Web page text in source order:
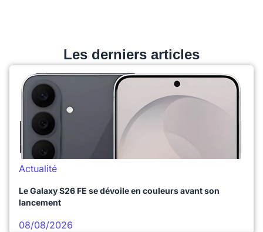
Les derniers articles
Actualité
Le Galaxy S26 FE se dévoile en couleurs avant son
lancement
08/08/2026